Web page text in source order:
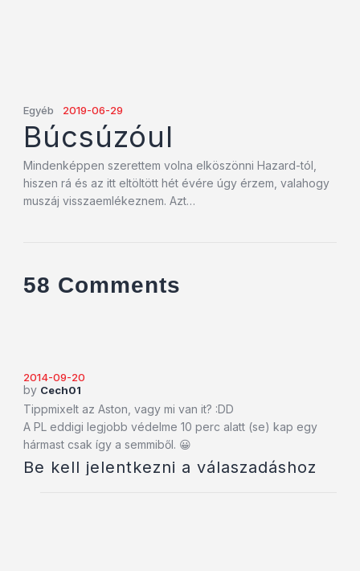
Egyéb 2019-06-29
Búcsúzóul
Mindenképpen szerettem volna elköszönni Hazard-tól,
hiszen rá és az itt eltöltött hét évére úgy érzem, valahogy
muszáj visszaemlékeznem. Azt…
58 Comments
2014-09-20
by Cech01
Tippmixelt az Aston, vagy mi van it? :DD
A PL eddigi legjobb védelme 10 perc alatt (se) kap egy
hármast csak így a semmiből. 😀
Be kell jelentkezni a válaszadáshoz